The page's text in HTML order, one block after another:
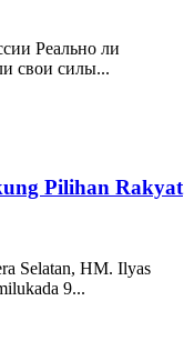
Реально ли
свои силы...
Pilihan Rakyat
Selatan, HM. Ilyas
9...